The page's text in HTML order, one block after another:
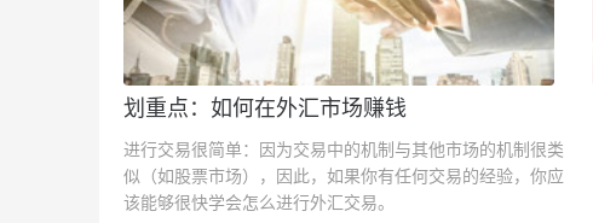
划重点：如何在外汇市场赚钱
进行交易很简单：因为交易中的机制与其他市场的机制很类
似（如股票市场），因此，如果你有任何交易的经验，你应
该能够很快学会怎么进行外汇交易。